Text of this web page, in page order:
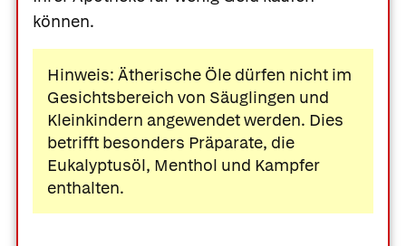
können.
Hinweis: Ätherische Öle dürfen nicht im
Gesichtsbereich von Säuglingen und
Kleinkindern angewendet werden. Dies
betrifft besonders Präparate, die
Eukalyptusöl, Menthol und Kampfer
enthalten.